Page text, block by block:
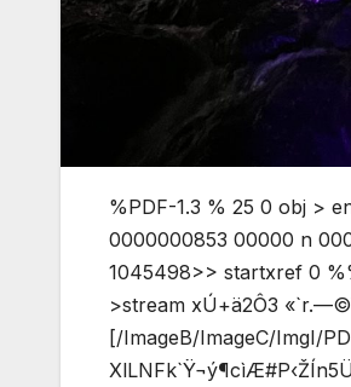
%PDF-1.3 % 25 0 obj >
0000000853 00000 n
1045498>> startxref 0
>stream xÚ+ä2Ô3
[/ImageB/ImageC/ImgI/